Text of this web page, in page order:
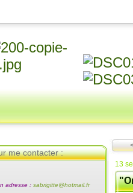
me contacter :
adresse : sabrigitte@hotmail.fr
13